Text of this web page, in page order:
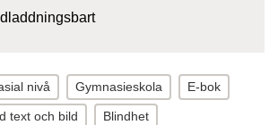
nivå Gymnasieskola E-bok
text och bild Blindhet